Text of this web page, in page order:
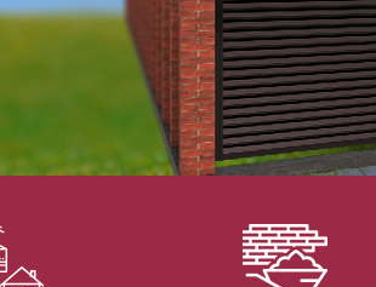
Красивые, дизайнерские
ВЫБОР ПО СПОСОБУ
Заборы под ключ
Готовые заборы
Быстровозводимые заборы